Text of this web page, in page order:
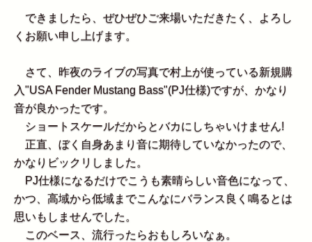
できましたら、ぜひぜひご来場いただきたく、よろし
くお願い申し上げます。
さて、昨夜のライブの写真で村上が使っている新規購
入"USA Fender Mustang Bass"(PJ仕様)ですが、かなり
音が良かったです。
ショートスケールだからとバカにしちゃいけません!
正直、ぼく自身あまり音に期待していなかったので、
かなりビックリしました。
PJ仕様になるだけでこうも素晴らしい音色になって、
かつ、高域から低域までこんなにバランス良く鳴るとは
思いもしませんでした。
このベース、流行ったらおもしろいなぁ。